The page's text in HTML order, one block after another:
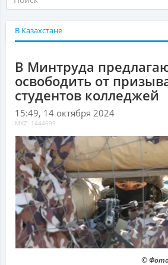
В Казахстане
В Минтруда
освободить от
студентов колледжей
15:49, 14 октября 2024
MKZ: 1444699
©